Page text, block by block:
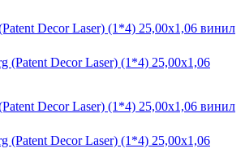
Decor Laser) (1*4) 25,00x1,06 винил
Decor Laser) (1*4) 25,00x1,06 винил